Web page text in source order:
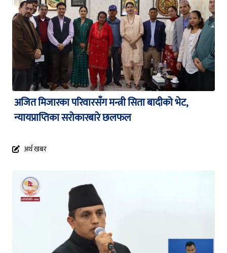
अजित मिजारका परिवारसँग मन्त्री सिता बादीको भेट,
न्यायप्राप्तिका सरोकारबारे छलफल
अर्थ खबर